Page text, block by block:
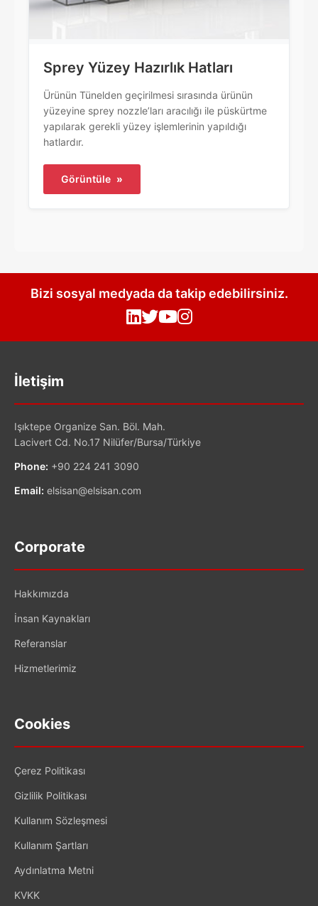
Sprey Yüzey Hazırlık Hatları
Ürünün Tünelden geçirilmesi sırasında ürünün
yüzeyine sprey nozzle’ları aracılığı ile püskürtme
yapılarak gerekli yüzey işlemlerinin yapıldığı
hatlardır.
Görüntüle »
Bizi sosyal medyada da takip edebilirsiniz.
İletişim
Işıktepe Organize San. Böl. Mah.
Lacivert Cd. No.17 Nilüfer/Bursa/Türkiye
Phone: +90 224 241 3090
Email: elsisan@elsisan.com
Corporate
Hakkımızda
İnsan Kaynakları
Referanslar
Hizmetlerimiz
Cookies
Çerez Politikası
Gizlilik Politikası
Kullanım Sözleşmesi
Kullanım Şartları
Aydınlatma Metni
KVKK